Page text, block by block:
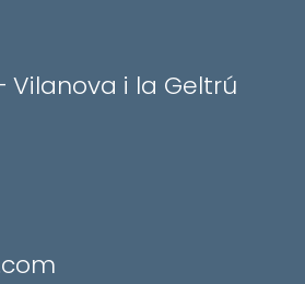
Vilanova i la Geltrú